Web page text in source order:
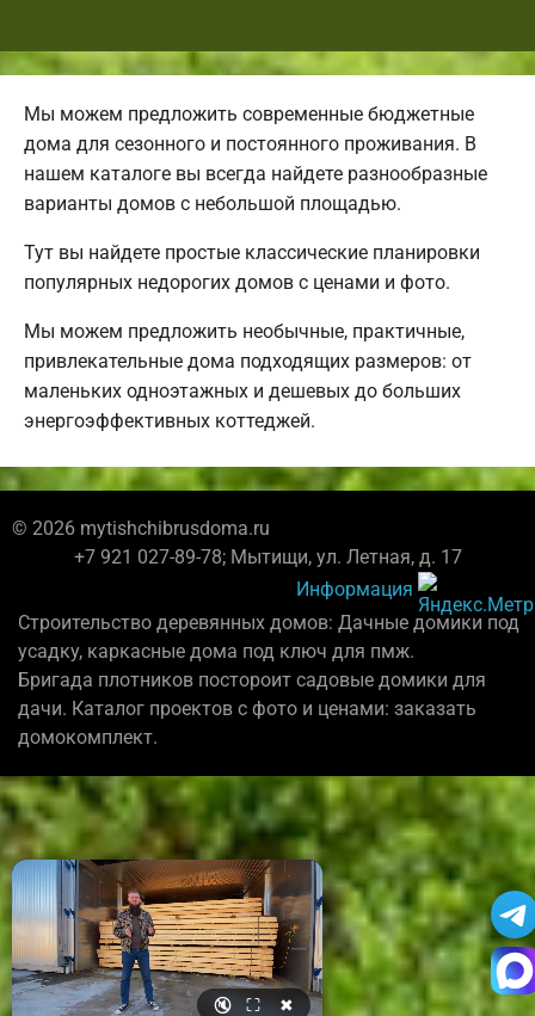
Мы можем предложить современные бюджетные
дома для сезонного и постоянного проживания. В
нашем каталоге вы всегда найдете разнообразные
варианты домов с небольшой площадью.
Тут вы найдете простые классические планировки
популярных недорогих домов с ценами и фото.
Мы можем предложить необычные, практичные,
привлекательные дома подходящих размеров: от
маленьких одноэтажных и дешевых до больших
энергоэффективных коттеджей.
© 2026 mytishchibrusdoma.ru
+7 921 027-89-78; Мытищи, ул. Летная, д. 17
Информация
Строительство деревянных домов: Дачные домики под
усадку, каркасные дома под ключ для пмж.
Бригада плотников постороит садовые домики для
дачи. Каталог проектов с фото и ценами: заказать
домокомплект.
🔇 ⛶ ✖